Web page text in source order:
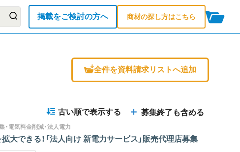
掲載をご検討の方へ 商材の探し方はこちら
全件を資料請求リストへ追加
古い順で表示する ＋ 募集終了も含める
・電気料金削減・法人電力
大できる！「法人向け 新電力サービス」販売代理店募集